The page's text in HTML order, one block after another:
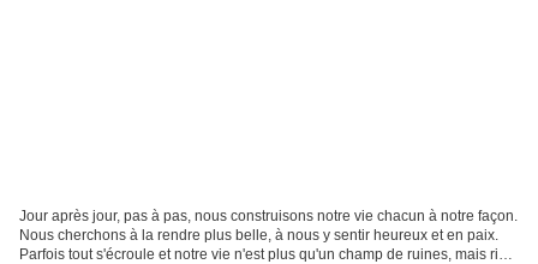
Jour après jour, pas à pas, nous construisons notre vie chacun à notre façon.
Nous cherchons à la rendre plus belle, à nous y sentir heureux et en paix.
Parfois tout s'écroule et notre vie n'est plus qu'un champ de ruines, mais rien